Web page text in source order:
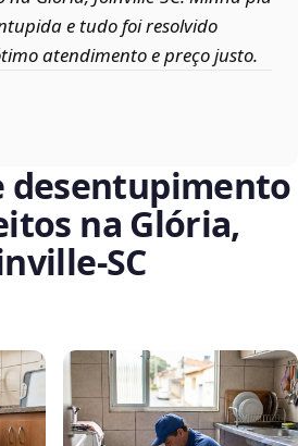
e tudo foi resolvido
atendimento e preço justo.
desentupimento
na Glória,